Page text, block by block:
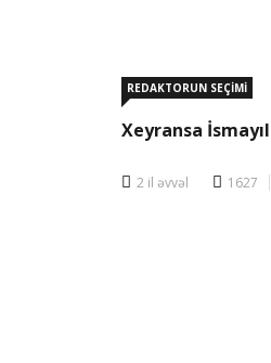
REDAKTORUN SEÇİMİ
Xeyransa
2 il əvvəl 1627